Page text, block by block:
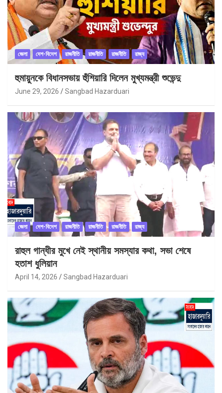
জেলা দেশ-বিদেশ রাজনীতি রাজনীতি রাজনীতি রাজ্য
হুমায়ুনকে বিধানসভায় হুঁশিয়ারি দিলেন মুখ্যমন্ত্রী শুভেন্দু
June 29, 2026 Sangbad Hazarduari
জেলা দেশ-বিদেশ রাজনীতি রাজনীতি রাজনীতি রাজ্য
রাহুল গান্ধীর মুখে নেই স্থানীয় সমস্যার কথা, সভা শেষে
হতাশ ধুলিয়ান
April 14, 2026 Sangbad Hazarduari